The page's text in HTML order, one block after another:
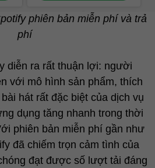
phiên bản miễn phí và trả
phí
diễn ra rất thuận lợi: người
với mô hình sản phẩm, thích
hát rất đặc biệt của dịch vụ
dụng tăng nhanh trong thời
phiên bản miễn phí gần như
đã chiếm trọn cảm tình của
đạt được số lượt tải đáng